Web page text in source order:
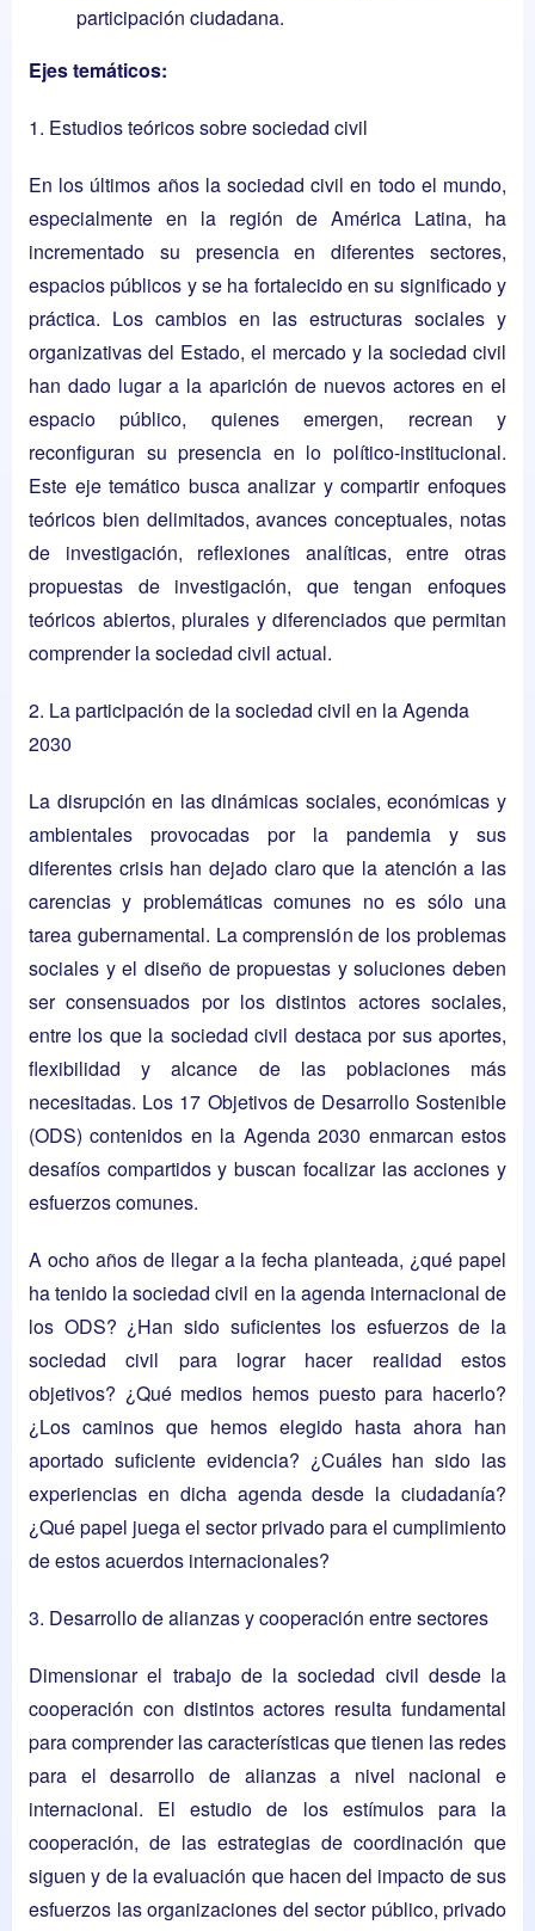
participación ciudadana.
Ejes temáticos:
1. Estudios teóricos sobre sociedad civil
En los últimos años la sociedad civil en todo el mundo,
especialmente en la región de América Latina, ha
incrementado su presencia en diferentes sectores,
espacios públicos y se ha fortalecido en su significado y
práctica. Los cambios en las estructuras sociales y
organizativas del Estado, el mercado y la sociedad civil
han dado lugar a la aparición de nuevos actores en el
espacio público, quienes emergen, recrean y
reconfiguran su presencia en lo político-institucional.
Este eje temático busca analizar y compartir enfoques
teóricos bien delimitados, avances conceptuales, notas
de investigación, reflexiones analíticas, entre otras
propuestas de investigación, que tengan enfoques
teóricos abiertos, plurales y diferenciados que permitan
comprender la sociedad civil actual.
2. La participación de la sociedad civil en la Agenda
2030
La disrupción en las dinámicas sociales, económicas y
ambientales provocadas por la pandemia y sus
diferentes crisis han dejado claro que la atención a las
carencias y problemáticas comunes no es sólo una
tarea gubernamental. La comprensión de los problemas
sociales y el diseño de propuestas y soluciones deben
ser consensuados por los distintos actores sociales,
entre los que la sociedad civil destaca por sus aportes,
flexibilidad y alcance de las poblaciones más
necesitadas. Los 17 Objetivos de Desarrollo Sostenible
(ODS) contenidos en la Agenda 2030 enmarcan estos
desafíos compartidos y buscan focalizar las acciones y
esfuerzos comunes.
A ocho años de llegar a la fecha planteada, ¿qué papel
ha tenido la sociedad civil en la agenda internacional de
los ODS? ¿Han sido suficientes los esfuerzos de la
sociedad civil para lograr hacer realidad estos
objetivos? ¿Qué medios hemos puesto para hacerlo?
¿Los caminos que hemos elegido hasta ahora han
aportado suficiente evidencia? ¿Cuáles han sido las
experiencias en dicha agenda desde la ciudadanía?
¿Qué papel juega el sector privado para el cumplimiento
de estos acuerdos internacionales?
3. Desarrollo de alianzas y cooperación entre sectores
Dimensionar el trabajo de la sociedad civil desde la
cooperación con distintos actores resulta fundamental
para comprender las características que tienen las redes
para el desarrollo de alianzas a nivel nacional e
internacional. El estudio de los estímulos para la
cooperación, de las estrategias de coordinación que
siguen y de la evaluación que hacen del impacto de sus
esfuerzos las organizaciones del sector público, privado